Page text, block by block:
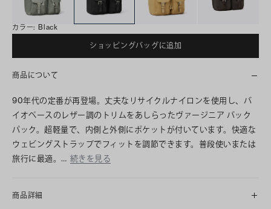
カラー: Black
ショッピングバッグに追加
商品について
90年代の定番が再登場。丈夫なリサイクルナイロンを使用し、バ
イオベースのレザー調のトリムをあしらったヴァージニア バック
パック。超軽量で、内側と外側にポケットが付いています。快適な
ウェビングストラップでフィットを調節できます。普段使いまたは
旅行に最適。… 続きを見る
商品詳細